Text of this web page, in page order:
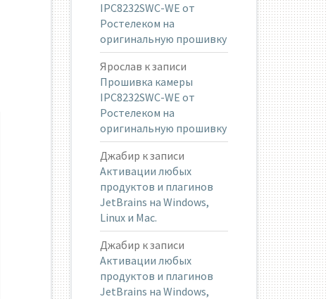
IPC8232SWC-WE от
Ростелеком на
оригинальную прошивку
Ярослав к записи
Прошивка камеры
IPC8232SWC-WE от
Ростелеком на
оригинальную прошивку
Джабир к записи
Активации любых
продуктов и плагинов
JetBrains на Windows,
Linux и Mac.
Джабир к записи
Активации любых
продуктов и плагинов
JetBrains на Windows,